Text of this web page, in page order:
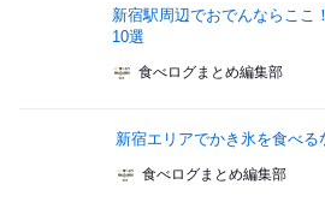
新宿駅周辺でおでんならここ
10選
食べログまとめ編集部
新宿エリアでかき氷を食べ
食べログまとめ編集部